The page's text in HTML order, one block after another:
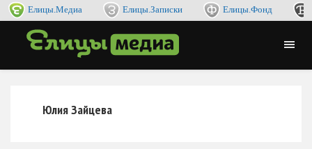
Елицы.Медиа Елицы.Записки Елицы.Фонд
Юлия Зайцева